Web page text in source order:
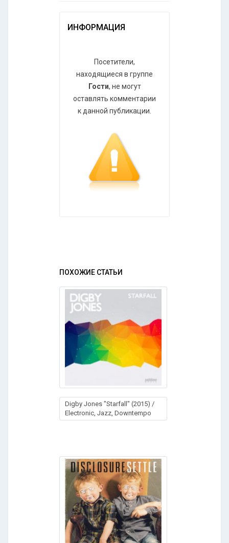
ИНФОРМАЦИЯ
Посетители,
находящиеся в группе
Гости, не могут
оставлять комментарии
к данной публикации.
ПОХОЖИЕ СТАТЬИ
Digby Jones "Starfall" (2015) /
Electronic, Jazz, Downtempo